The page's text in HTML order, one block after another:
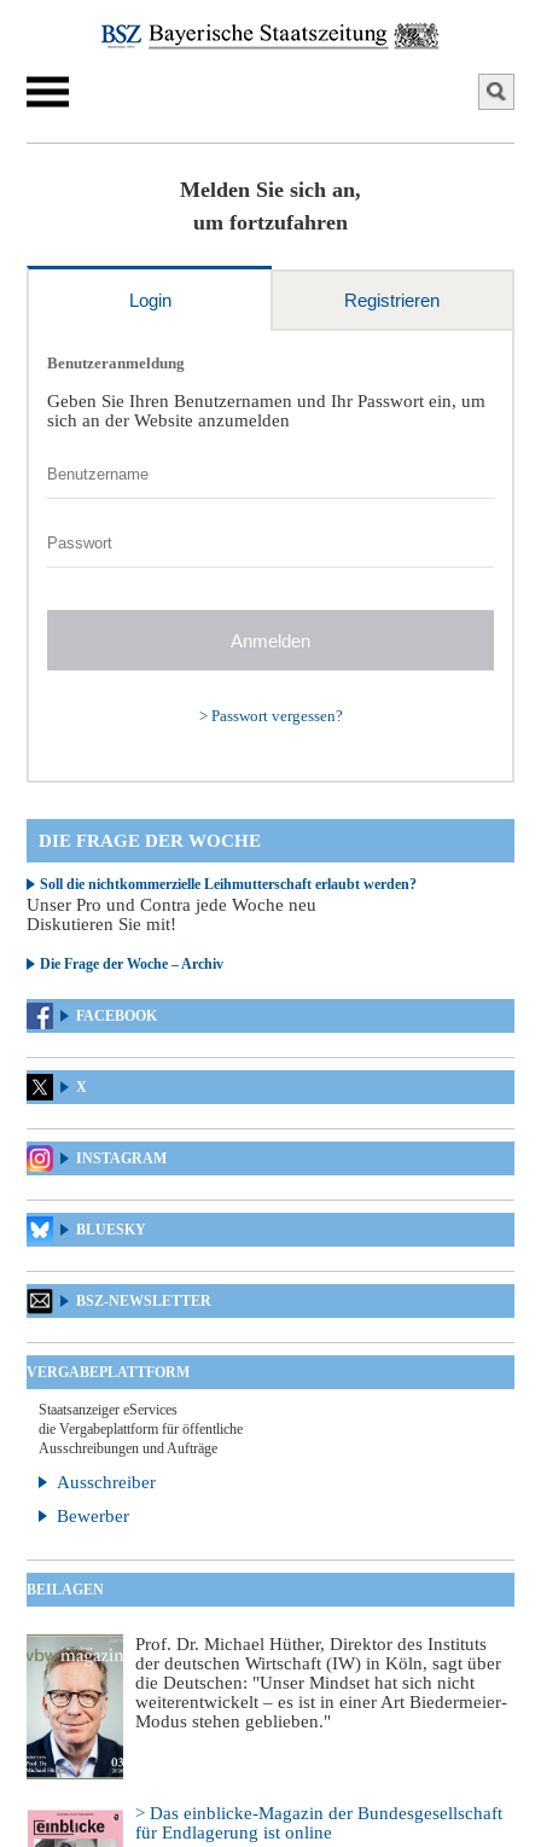
Melden Sie sich an,
um fortzufahren
Login Registrieren
Benutzeranmeldung
Geben Sie Ihren Benutzernamen und Ihr Passwort ein, um
sich an der Website anzumelden
> Passwort vergessen?
DIE FRAGE DER WOCHE
Soll die nichtkommerzielle Leihmutterschaft erlaubt werden?
Unser Pro und Contra jede Woche neu
Diskutieren Sie mit!
Die Frage der Woche – Archiv
FACEBOOK
X
INSTAGRAM
BLUESKY
BSZ-NEWSLETTER
VERGABEPLATTFORM
Staatsanzeiger eServices
die Vergabeplattform für öffentliche
Ausschreibungen und Aufträge
Ausschreiber
Bewerber
BEILAGEN
Prof. Dr. Michael Hüther, Direktor des Instituts
der deutschen Wirtschaft (IW) in Köln, sagt über
die Deutschen: "Unser Mindset hat sich nicht
weiterentwickelt – es ist in einer Art Biedermeier-
Modus stehen geblieben."
> Das einblicke-Magazin der Bundesgesellschaft
für Endlagerung ist online